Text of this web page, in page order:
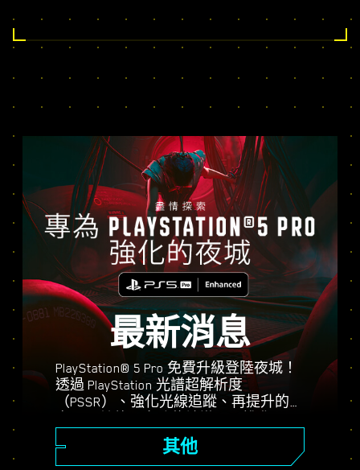
最新消息
PlayStation® 5 Pro 免費升級登陸夜城！
透過 PlayStation 光譜超解析度
（PSSR）、強化光線追蹤、再提升的幀
「表現」、「光線追蹤」、「光線追蹤
Pro」三大模式登場，讓玩家感受強化
其他